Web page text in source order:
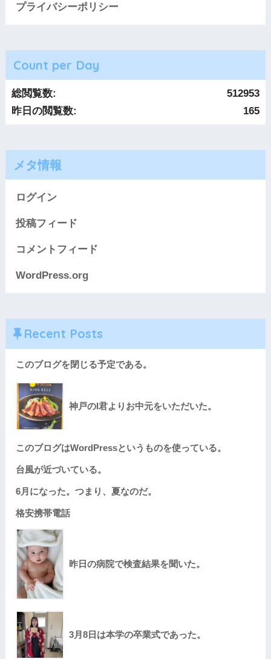
プライバシーポリシー
Count per Day
512953
総閲覧数:
165
昨日の閲覧数:
メタ情報
ログイン
投稿フィード
コメントフィード
WordPress.org
Recent Posts
このブログを閉じる予定である。
神戸のI君よりお中元をいただいた。
このブログはWordPressというものを使っている。
台風が近づいている。
6月になった。つまり、夏なのだ。
格安携帯電話
昨日の病院で検査結果を聞いた。
3月8日は本学の卒業式であった。